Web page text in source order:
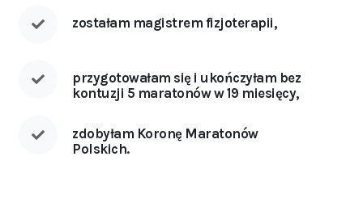
zostałam magistrem fizjoterapii,
przygotowałam się i ukończyłam bez
kontuzji 5 maratonów w 19 miesięcy,
zdobyłam Koronę Maratonów
Polskich.